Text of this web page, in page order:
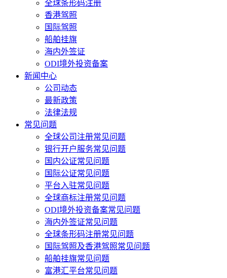
全球条形码注册
香港驾照
国际驾照
船舶挂旗
海内外签证
ODI境外投资备案
新闻中心
公司动态
最新政策
法律法规
常见问题
全球公司注册常见问题
银行开户服务常见问题
国内公证常见问题
国际公证常见问题
平台入驻常见问题
全球商标注册常见问题
ODI境外投资备案常见问题
海内外签证常见问题
全球条形码注册常见问题
国际驾照及香港驾照常见问题
船舶挂旗常见问题
富港汇平台常见问题